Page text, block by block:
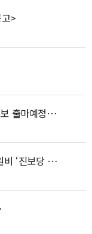
>
[공고] 진보당 제 9회 전국동시지방선거 후보 출마예정자 2차 자격심사 공고
[공고] 2025년 하반기 비교섭단체 정책지원비 ‘진보당 연구용역과제’ 공모